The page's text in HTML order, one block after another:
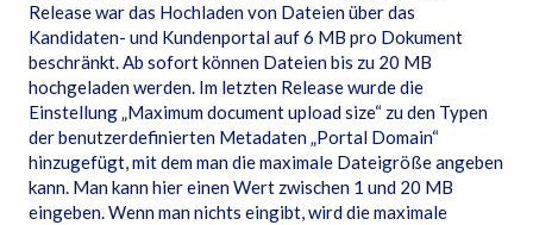
Release war das Hochladen von Dateien über das
Kandidaten- und Kundenportal auf 6 MB pro Dokument
beschränkt. Ab sofort können Dateien bis zu 20 MB
hochgeladen werden. Im letzten Release wurde die
Einstellung „Maximum document upload size“ zu den Typen
der benutzerdefinierten Metadaten „Portal Domain“
hinzugefügt, mit dem man die maximale Dateigröße angeben
kann. Man kann hier einen Wert zwischen 1 und 20 MB
eingeben. Wenn man nichts eingibt, wird die maximale